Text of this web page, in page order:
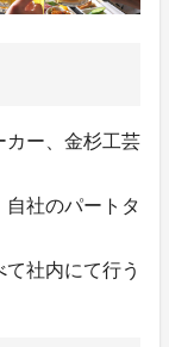
カー、金杉工芸
社のパートタ
社内にて行う